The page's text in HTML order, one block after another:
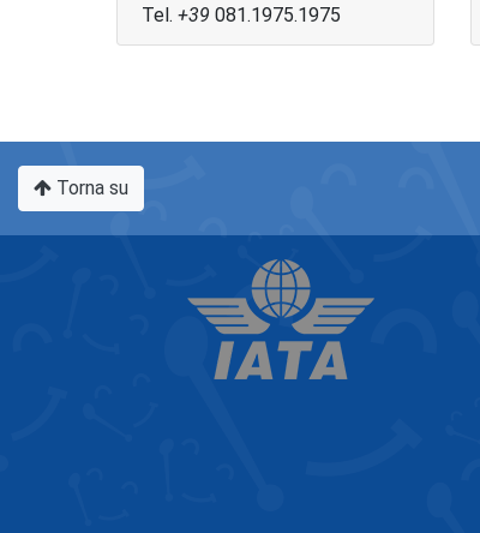
Tel. +39 081.1975.1975
Torna su